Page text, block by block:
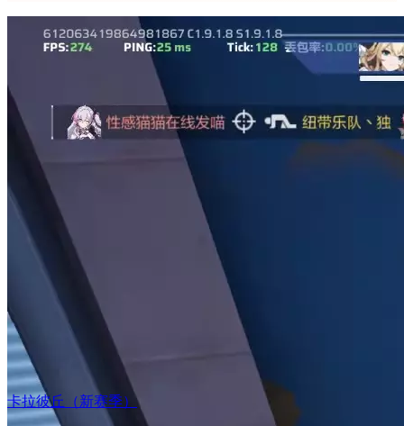
卡拉彼丘（新赛季）